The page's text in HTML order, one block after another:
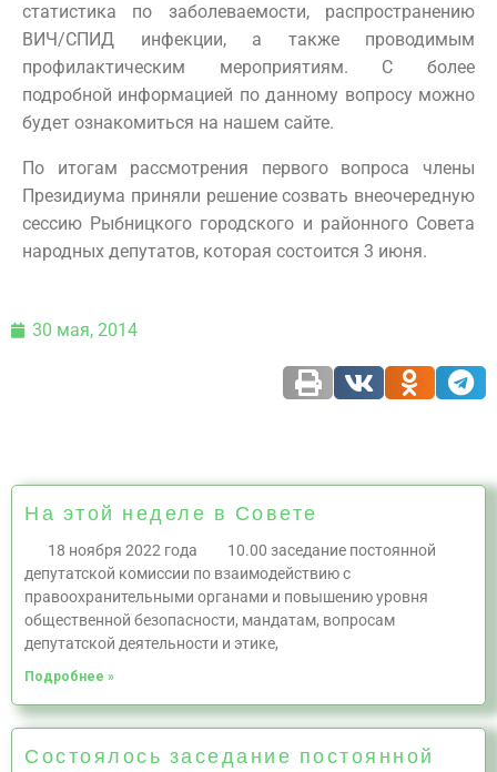
статистика по заболеваемости, распространению
ВИЧ/СПИД инфекции, а также проводимым
профилактическим мероприятиям. С более
подробной информацией по данному вопросу можно
будет ознакомиться на нашем сайте.
По итогам рассмотрения первого вопроса члены
Президиума приняли решение созвать внеочередную
сессию Рыбницкого городского и районного Совета
народных депутатов, которая состоится 3 июня.
30 мая, 2014
На этой неделе в Совете
18 ноября 2022 года 10.00 заседание постоянной
депутатской комиссии по взаимодействию с
правоохранительными органами и повышению уровня
общественной безопасности, мандатам, вопросам
депутатской деятельности и этике,
Подробнее »
Состоялось заседание постоянной